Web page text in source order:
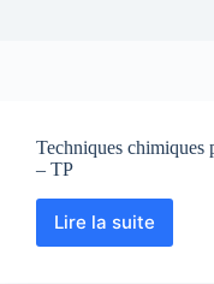
Techniques
– TP
Lire la suite
Techniques